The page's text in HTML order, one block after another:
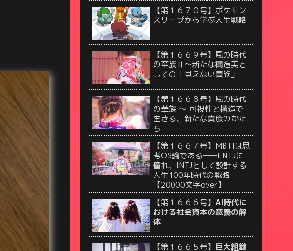
【第１６７０号】ポケモン
スリープから学ぶ人生戦略
【第１６６９号】風の時代
の華族Ⅱ〜新たな構造美と
しての「見えない貴族」
【第１６６８号】風の時代
の華族 〜 可視性と構造で
生きる、新たな貴族のかた
ち
【第１６６７号】MBTIは思
考OS論である——ENTJに
憧れ、INTJとして設計する
人生100年時代の戦略
【20000文字over】
【第１６６６号】 AI時代に
おける社会資本の意義の解
体
【第１６６５号】 巨大組織